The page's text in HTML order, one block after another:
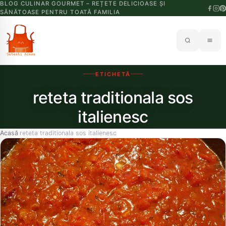
BLOG CULINAR GOURMET – REȚETE DELICIOASE ȘI
SĂNĂTOASE PENTRU TOATĂ FAMILIA
ETICHETĂ
reteta traditionala sos
italienesc
Acasă›reteta traditionala sos italienesc